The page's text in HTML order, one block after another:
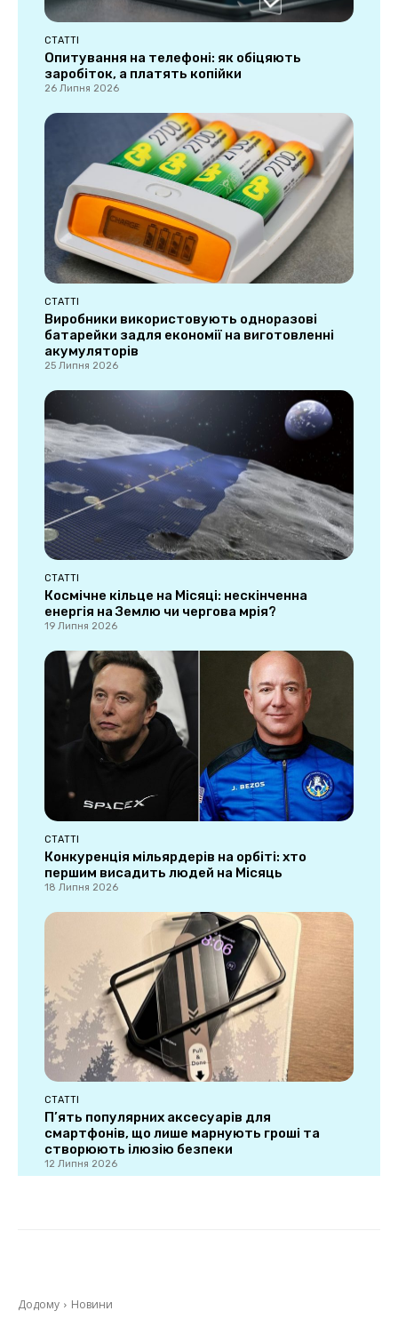
СТАТТІ
Опитування на телефоні: як обіцяють
заробіток, а платять копійки
26 Липня 2026
СТАТТІ
Виробники використовують одноразові
батарейки задля економії на виготовленні
акумуляторів
25 Липня 2026
СТАТТІ
Космічне кільце на Місяці: нескінченна
енергія на Землю чи чергова мрія?
19 Липня 2026
СТАТТІ
Конкуренція мільярдерів на орбіті: хто
першим висадить людей на Місяць
18 Липня 2026
СТАТТІ
П’ять популярних аксесуарів для
смартфонів, що лише марнують гроші та
створюють ілюзію безпеки
12 Липня 2026